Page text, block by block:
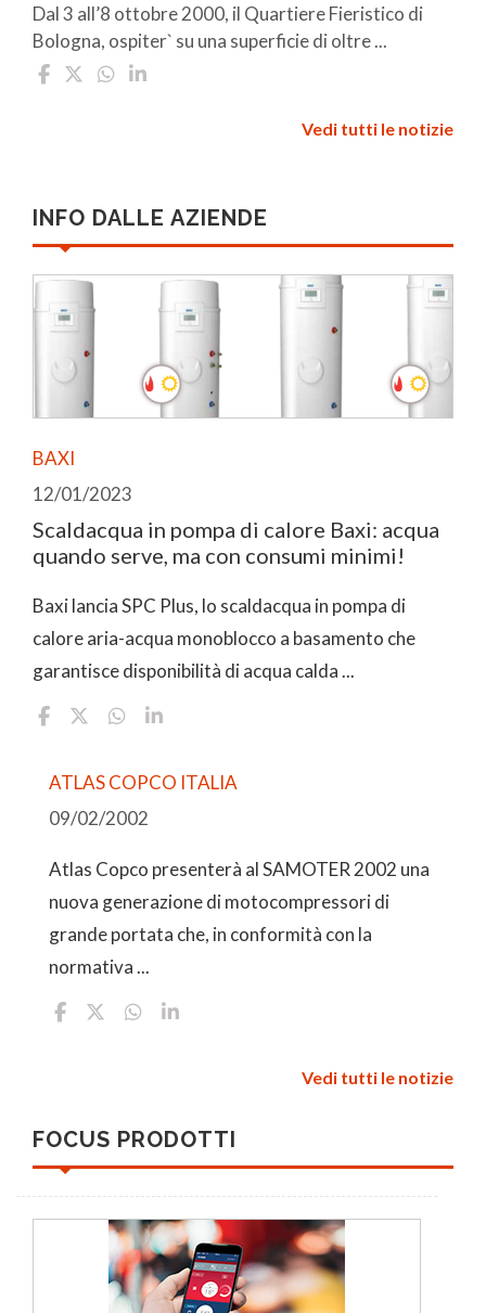
Dal 3 all’8 ottobre 2000, il Quartiere Fieristico di
Bologna, ospiter` su una superficie di oltre ...
Vedi tutti le notizie
INFO DALLE AZIENDE
BAXI
12/01/2023
Scaldacqua in pompa di calore Baxi: acqua
quando serve, ma con consumi minimi!
Baxi lancia SPC Plus, lo scaldacqua in pompa di
calore aria-acqua monoblocco a basamento che
garantisce disponibilità di acqua calda ...
ATLAS COPCO ITALIA
09/02/2002
Atlas Copco presenterà al SAMOTER 2002 una
nuova generazione di motocompressori di
grande portata che, in conformità con la
normativa ...
Vedi tutti le notizie
FOCUS PRODOTTI